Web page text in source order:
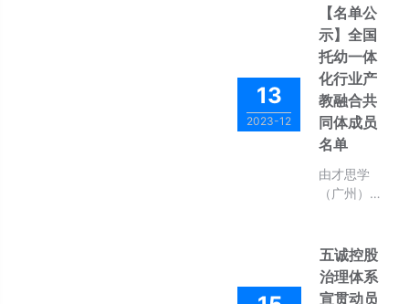
从理论到育
人的无缝衔
接。欢迎各
位成员阅
读、关注，
一起探讨如
何让产教融
合的成果更
来
教融合共同
体第二次理
事会会议在
广州南洋理
工职业学院
召开。广东
技术师范大
学熊华军理
南洋理工职
业学院姚侃
程静常务理
事长、广州
华夏职业学
13
2023-12
【名单公
示】全国
托幼一体
化行业产
教融合共
同体成员
名单
由才思学
（广州）文
东技术师范
大学、广州
幼儿师范高
五诚控股
治理体系
宣贯动员